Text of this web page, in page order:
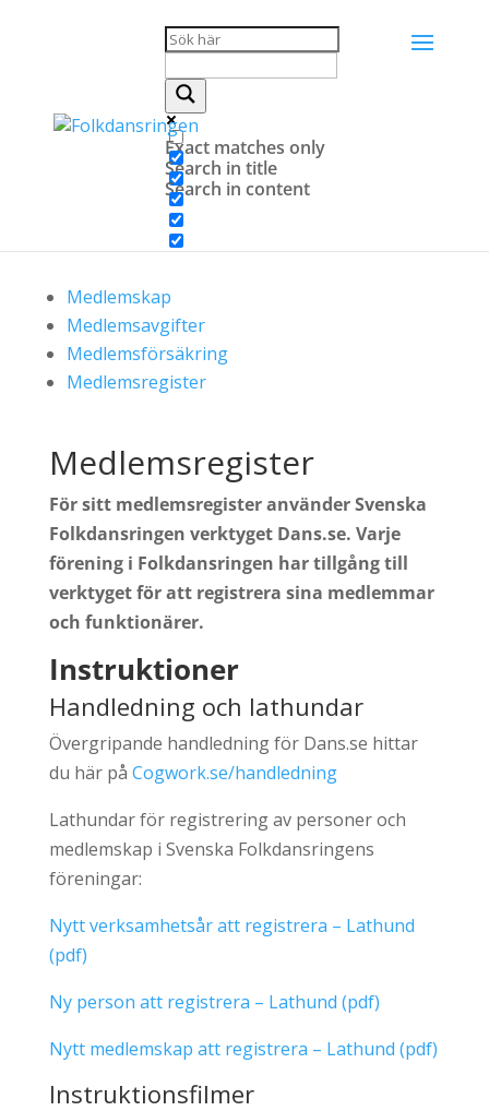
Exact matches only
Search in title
Search in content
Förening och funktionär
Medlemsregister
Medlemskap
Medlemsavgifter
Medlemsförsäkring
Medlemsregister
Medlemsregister
För sitt medlemsregister använder Svenska
Folkdansringen verktyget Dans.se. Varje
förening i Folkdansringen har tillgång till
verktyget för att registrera sina medlemmar
och funktionärer.
Instruktioner
Handledning och lathundar
Övergripande handledning för Dans.se hittar
du här på Cogwork.se/handledning
Lathundar för registrering av personer och
medlemskap i Svenska Folkdansringens
föreningar:
Nytt verksamhetsår att registrera – Lathund
(pdf)
Ny person att registrera – Lathund (pdf)
Nytt medlemskap att registrera – Lathund (pdf)
Instruktionsfilmer